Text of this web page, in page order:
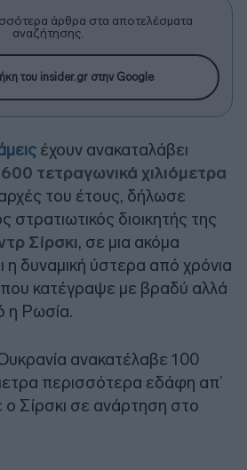
άρθρα στα αποτελέσματα
αναζήτησης.
του insider.gr στην Google
έχουν ανακαταλάβει
600 τετραγωνικά χιλιόμετρα
του έτους, δήλωσε
διοικητής της
Σίρσκι, σε μια ακόμα
η δυναμική ύστερα από χρόνια
κατέγραψε με βραδύ αλλά
η Ρωσία.
ανακατέλαβε 100
περισσότερα εδάφη απ’
ο Σίρσκι σε ανάρτηση στο